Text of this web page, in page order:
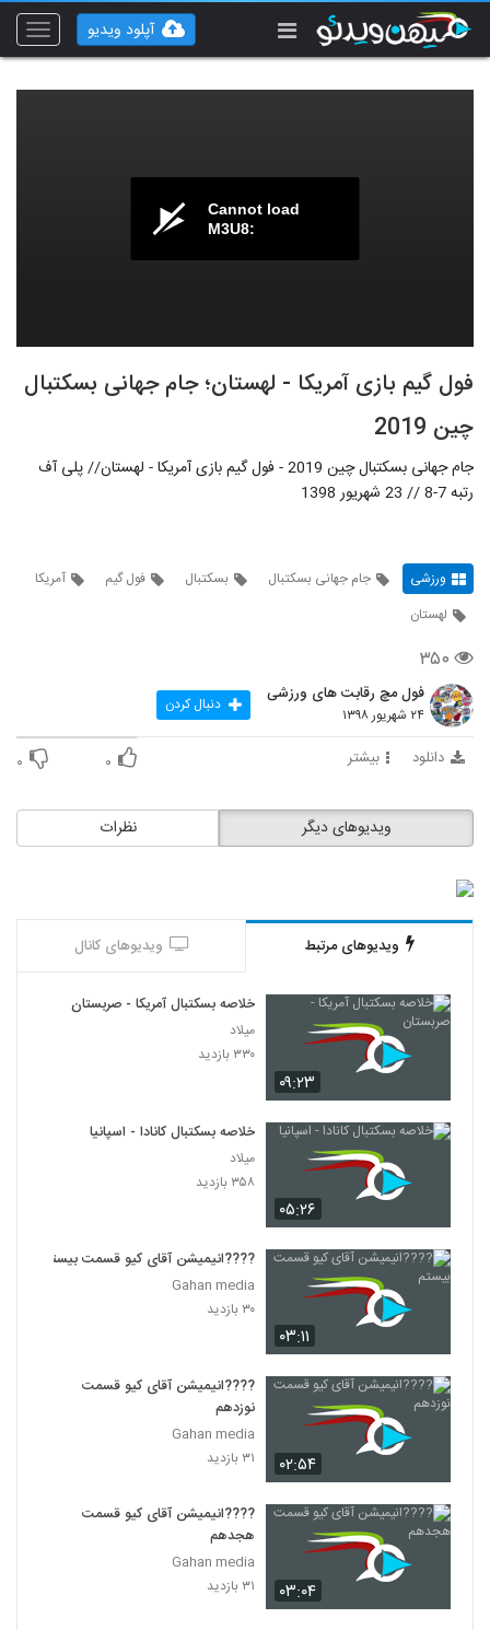
Toggle
آپلود ویدیو
Cannot load
M3U8:
فول گیم بازی آمریکا - لهستان؛ جام جهانی بسکتبال
چین 2019
جام جهانی بسکتبال چین 2019 - فول گیم بازی آمریکا - لهستان// پلی آف
رتبه 7-8 // 23 شهریور 1398
ورزشی جام جهانی بسکتبال بسکتبال فول گیم
آمریکا
لهستان
۳۵۰
فول مچ رقابت های ورزشی
۲۴ شهریور ۱۳۹۸ دنبال کردن
دانلود بیشتر ۰ ۰
نظرات ویدیوهای دیگر
ویدیوهای مرتبط ویدیوهای کانال
۰۹:۲۳
خلاصه بسکتبال آمریکا - صربستان
میلاد
۳۳۰ بازدید
۰۵:۲۶
خلاصه بسکتبال کانادا - اسپانیا
میلاد
۳۵۸ بازدید
۰۳:۱۱
????️انیمیشن آقای کیو قسمت بیستم
Gahan media
۳۰ بازدید
۰۲:۵۴
????️انیمیشن آقای کیو قسمت
نوزدهم
Gahan media
۳۱ بازدید
۰۳:۰۴
????️انیمیشن آقای کیو قسمت
هجدهم
Gahan media
۳۱ بازدید